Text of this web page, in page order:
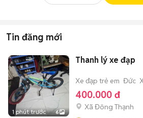
Tin đăng mới
1 phút trước 6
Thanh lý xe đạp
Xe đạp trẻ em Đức
400.000 đ
Xã Đông Thạnh